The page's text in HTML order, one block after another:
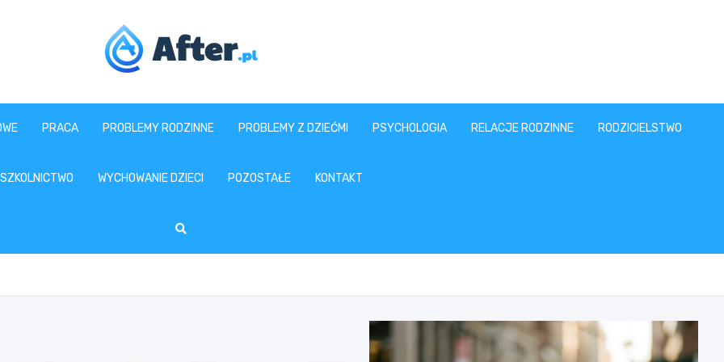
www.after.pl
PRACA PROBLEMY RODZINNE PROBLEMY Z DZIEĆMI PSYCHOLOGIA RELACJE RODZINNE RODZICIELSTWO
SZKOLNICTWO WYCHOWANIE DZIECI POZOSTAŁE KONTAKT